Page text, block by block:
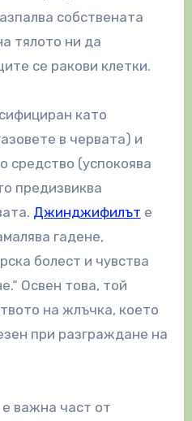
собствената
тялото ни да
се ракови клетки.
като
в червата) и
средство (успокоява
предизвиква
Джинджифилът е
гадене,
болест и чувства
Освен това, той
на жлъчка, което
при разграждане на
важна част от